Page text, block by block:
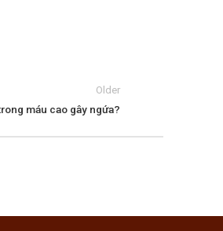
Older
máu cao gây ngứa?